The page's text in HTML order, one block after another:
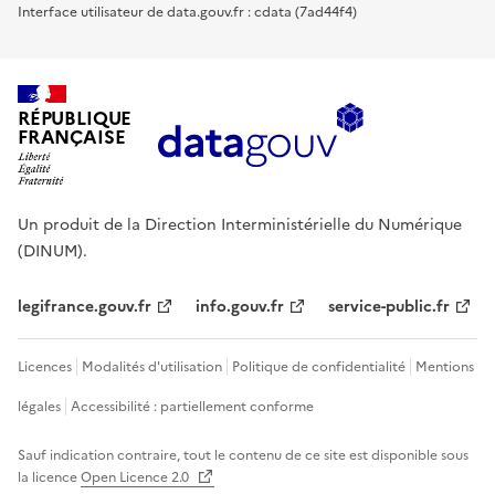
Interface utilisateur de data.gouv.fr : cdata (7ad44f4)
RÉPUBLIQUE
FRANÇAISE
Un produit de la Direction Interministérielle du Numérique
(DINUM).
legifrance.gouv.fr info.gouv.fr service-public.fr
Licences Modalités d'utilisation Politique de confidentialité Mentions
légales Accessibilité : partiellement conforme
Sauf indication contraire, tout le contenu de ce site est disponible sous
la licenceOpen Licence 2.0